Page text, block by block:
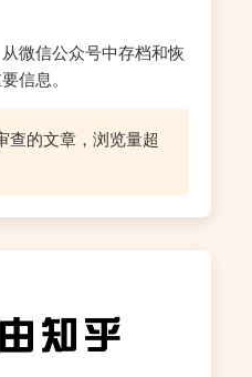
微信公众号中存档和恢
信息。
查的文章，浏览量超